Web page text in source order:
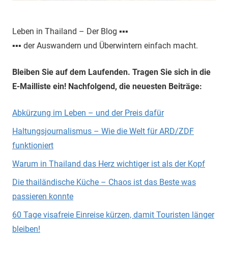
Leben in Thailand – Der Blog ▪▪▪
▪▪▪ der Auswandern und Überwintern einfach macht.
Bleiben Sie auf dem Laufenden. Tragen Sie sich in die
E-Mailliste ein! Nachfolgend, die neuesten Beiträge:
Abkürzung im Leben – und der Preis dafür
Haltungsjournalismus – Wie die Welt für ARD/ZDF
funktioniert
Warum in Thailand das Herz wichtiger ist als der Kopf
Die thailändische Küche – Chaos ist das Beste was
passieren konnte
60 Tage visafreie Einreise kürzen, damit Touristen länger
bleiben!